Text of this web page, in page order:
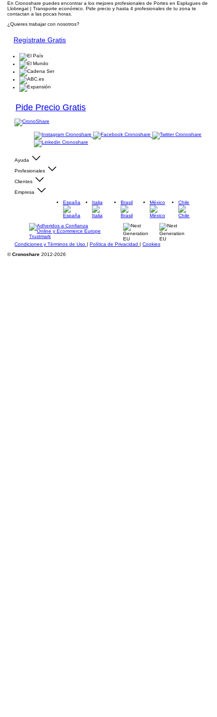
En Cronoshare puedes encontrar a los mejores profesionales de Portes en Esplugues de
Llobregat | Transporte económico. Pide precio y hasta 4 profesionales de tu zona te
contactan a las pocas horas.
¿Quieres trabajar con nosotros?
Regístrate Gratis
Pide Precio Gratis
Ayuda
Profesionales
Clientes
Empresa
España
Italia Brasil México Chile
Condiciones y Términos de Uso | Política de Privacidad | Cookies
©Cronoshare 2012-2026